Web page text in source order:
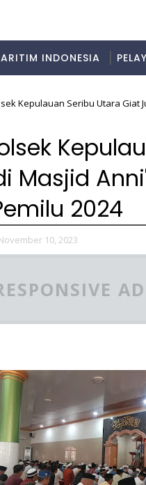
INDONESIA
Kepulauan Seribu Utara Giat
Masjid
2024
10, 2023